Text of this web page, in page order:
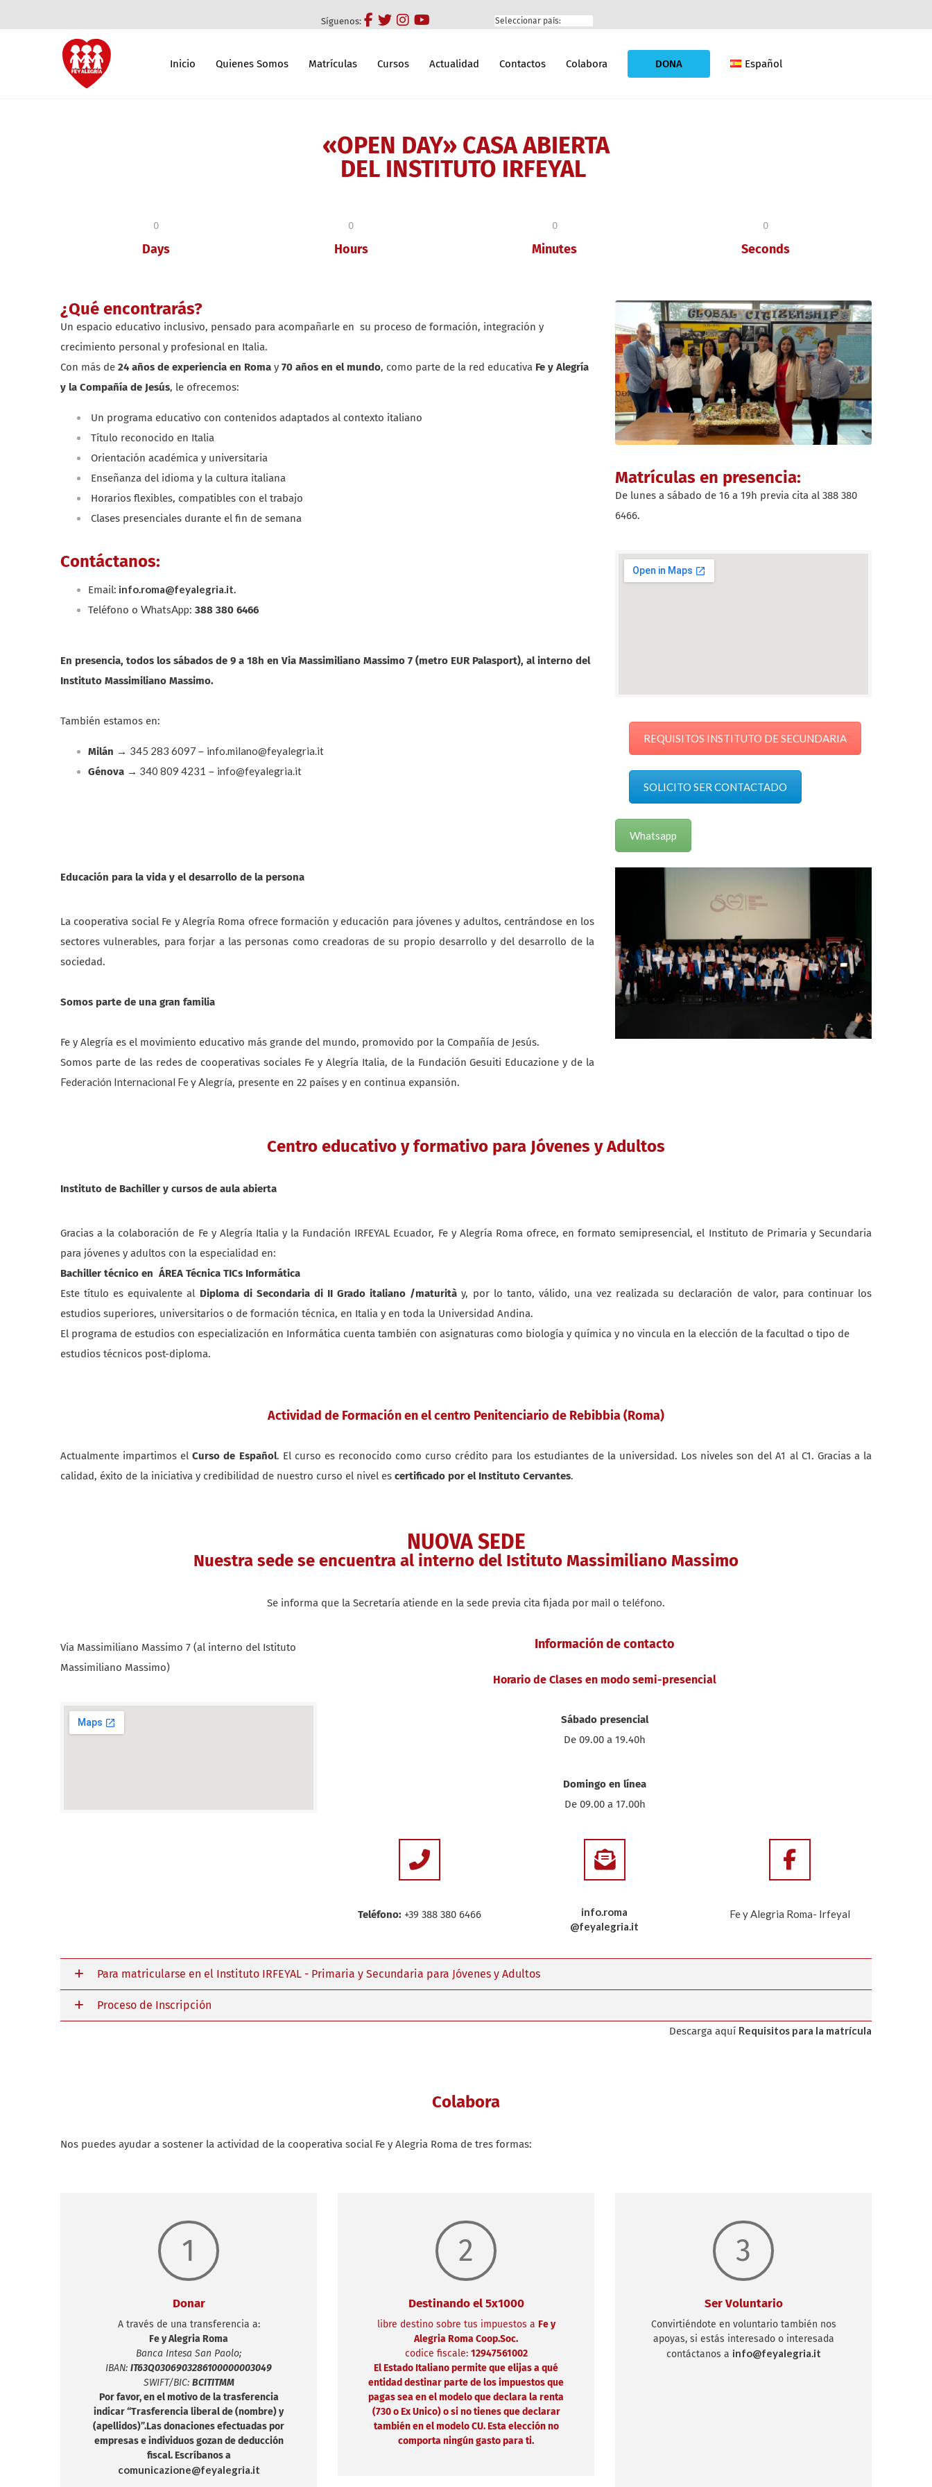
Síguenos:
Inicio Quienes Somos Matrículas Cursos Actualidad Contactos Colabora DONA Español
«OPEN DAY» CASA ABIERTA
DEL INSTITUTO IRFEYAL
0
Days
0
Hours
0
Minutes
0
Seconds
¿Qué encontrarás?
Un espacio educativo inclusivo, pensado para acompañarle en su proceso de formación, integración y
crecimiento personal y profesional en Italia.
Con más de 24 años de experiencia en Roma y 70 años en el mundo, como parte de la red educativa Fe y Alegría
y la Compañía de Jesús, le ofrecemos:
Un programa educativo con contenidos adaptados al contexto italiano
Título reconocido en Italia
Orientación académica y universitaria
Enseñanza del idioma y la cultura italiana
Horarios flexibles, compatibles con el trabajo
Clases presenciales durante el fin de semana
Contáctanos:
Email: info.roma@feyalegria.it.
Teléfono o WhatsApp: 388 380 6466
En presencia, todos los sábados de 9 a 18h en Via Massimiliano Massimo 7 (metro EUR Palasport), al interno del
Instituto Massimiliano Massimo.
También estamos en:
Milán → 345 283 6097 – info.milano@feyalegria.it
Génova → 340 809 4231 – info@feyalegria.it
Matrículas en presencia:
De lunes a sábado de 16 a 19h previa cita al 388 380
6466.
REQUISITOS INSTITUTO DE SECUNDARIA
SOLICITO SER CONTACTADO
Whatsapp
Educación para la vida y el desarrollo de la persona
La cooperativa social Fe y Alegría Roma ofrece formación y educación para jóvenes y adultos, centrándose en los
sectores vulnerables, para forjar a las personas como creadoras de su propio desarrollo y del desarrollo de la
sociedad.
Somos parte de una gran familia
Fe y Alegría es el movimiento educativo más grande del mundo, promovido por la Compañía de Jesús.
Somos parte de las redes de cooperativas sociales Fe y Alegría Italia, de la Fundación Gesuiti Educazione y de la
Federación Internacional Fe y Alegría, presente en 22 países y en continua expansión.
Centro educativo y formativo para Jóvenes y Adultos
Instituto de Bachiller y cursos de aula abierta
Gracias a la colaboración de Fe y Alegría Italia y la Fundación IRFEYAL Ecuador, Fe y Alegría Roma ofrece, en formato semipresencial, el Instituto de Primaria y Secundaria
para jóvenes y adultos con la especialidad en:
Bachiller técnico en ÁREA Técnica TICs Informática
Este título es equivalente al Diploma di Secondaria di II Grado italiano /maturità y, por lo tanto, válido, una vez realizada su declaración de valor, para continuar los
estudios superiores, universitarios o de formación técnica, en Italia y en toda la Universidad Andina.
El programa de estudios con especialización en Informática cuenta también con asignaturas como biología y química y no vincula en la elección de la facultad o tipo de
estudios técnicos post-diploma.
Actividad de Formación en el centro Penitenciario de Rebibbia (Roma)
Actualmente impartimos elCurso de Español. El curso es reconocido como curso crédito para los estudiantes de la universidad. Los niveles son del A1 al C1. Gracias a la
calidad, éxito de la iniciativa y credibilidad de nuestro curso el nivel es certificado por el Instituto Cervantes.
NUOVA SEDE
Nuestra sede se encuentra al interno del Istituto Massimiliano Massimo
Se informa que la Secretaría atiende en la sede previa cita fijada por mail o teléfono.
Via Massimiliano Massimo 7 (al interno del Istituto
Massimiliano Massimo)
Información de contacto
Horario de Clases en modo semi-presencial
Sábado presencial
De 09.00 a 19.40h
Domingo en línea
De 09.00 a 17.00h
Teléfono: +39 388 380 6466
info.roma
@feyalegria.it
Fe y Alegria Roma- Irfeyal
Para matricularse en el Instituto IRFEYAL - Primaria y Secundaria para Jóvenes y Adultos
Proceso de Inscripción
Descarga aquí Requisitos para la matrícula
Colabora
Nos puedes ayudar a sostener la actividad de la cooperativa social Fe y Alegria Roma de tres formas:
1
Donar
A través de una transferencia a:
Fe y Alegria Roma
Banca Intesa San Paolo;
IBAN: IT63Q0306903286100000003049
SWIFT/BIC: BCITITMM
Por favor, en el motivo de la trasferencia
indicar “Trasferencia liberal de (nombre) y
(apellidos)”.Las donaciones efectuadas por
empresas e individuos gozan de deducción
fiscal. Escríbanos a
comunicazione@feyalegria.it
2
Destinando el 5x1000
libre destino sobre tus impuestos a Fe y
Alegria Roma Coop.Soc.
codice fiscale: 12947561002
El Estado Italiano permite que elijas a qué
entidad destinar parte de los impuestos que
pagas sea en el modelo que declara la renta
(730 o Ex Unico) o si no tienes que declarar
también en el modelo CU. Esta elección no
comporta ningún gasto para ti.
3
Ser Voluntario
Convirtiéndote en voluntario también nos
apoyas, si estás interesado o interesada
contáctanos a info@feyalegria.it